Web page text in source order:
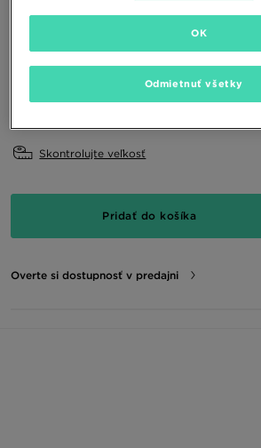
EU
28 28,5 29,5
33,5 35
Skontrolujte veľkosť
Pridať do košíka
Overte si dostupnosť v predajni
Odmietnuť všetky
OK